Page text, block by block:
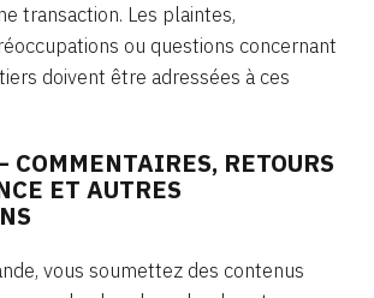
transaction. Les plaintes,
ou questions concernant
doivent être adressées à ces
COMMENTAIRES, RETOURS
ET AUTRES
vous soumettez des contenus